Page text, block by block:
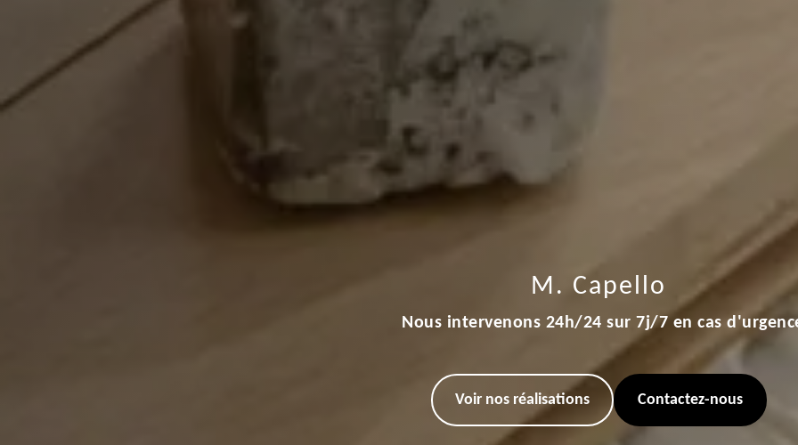
M. Capello
Nous intervenons 24h/24 sur 7j/7 en cas
Voir nos réalisations Contactez-nous